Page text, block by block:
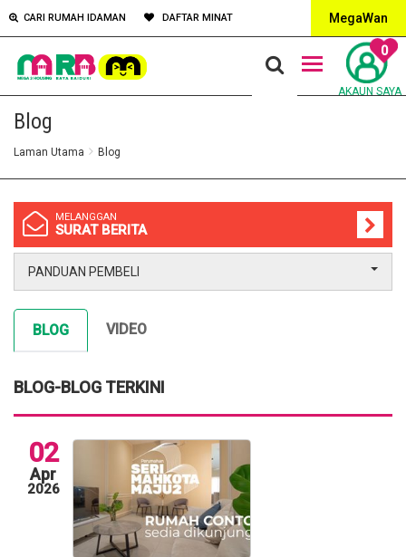
CARI RUMAH IDAMAN DAFTAR MINAT MegaWan
0
AKAUN SAYA
Blog
Laman Utama Blog
MELANGGAN
SURAT BERITA
PANDUAN PEMBELI
BLOG VIDEO
BLOG-BLOG TERKINI
02
Apr
2026